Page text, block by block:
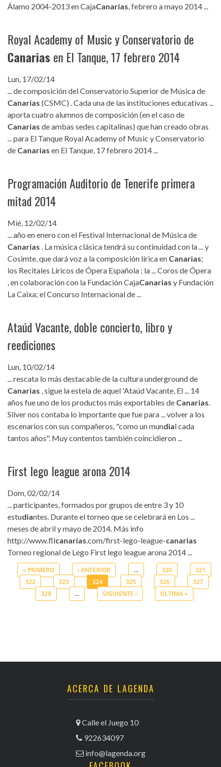
Álamo 2004-2013 en CajaCanarias , febrero a mayo 2014 ...
Royal Academy of Music y Conservatorio de
Canarias en El Tanque, 17 febrero 2014
Lun, 17/02/14
... de composición del Conservatorio Superior de Música de
Canarias (CSMC) . Cada una de las instituciones educativas ...
aporta cuatro alumnos de composición (en el caso de
Canarias de ambas sedes capitalinas) que han creado obras
... para El Tanque Royal Academy of Music y Conservatorio
de Canarias en El Tanque, 17 febrero 2014 ...
Programación Auditorio de Tenerife primera
mitad 2014
Mié, 12/02/14
... año en enero con el Festival Internacional de Música de
Canarias . La música clásica tendrá su continuidad con la ... y
Cosimte, que dará voz a la composición lírica en Canarias;
los Recitales Líricos de Ópera Española ; la ... Coros de Ópera
, en colaboración con la Fundación CajaCanarias y Fundación
La Caixa; el Concurso Internacional de ...
Ataúd Vacante, doble concierto, libro y
reediciones
Lun, 10/02/14
... rescata lo más destacable de la cultura underground de
Canarias , sigue la estela de aquel 'Ataúd Vacante, El ... 14
años fue uno de los productos más exportables de Canarias
Silver nos contaba lo importante que fue para ... volver a los
escenarios con sus compañeros, "como un mundial cada
tantos años". Muy contentos también coincidieron ...
First lego league arona 2014
Dom, 02/02/14
... participantes, formados por grupos de entre 3 y 10
estudiantes. Durante el torneo que se celebrará en Los ...
meses de abril y mayo de 2014. Más info
http://www.fllcanarias .com/first-lego-league-canarias
Torneo regional de Lego First lego league arona 2014 ...
Páginas
« PRIMERO ‹ ANTERIOR … 320
321
322
323 324 325 326
327
328
… SIGUIENTE › ÚLTIMA »
ACERCA DE LAGENDA
Calle el Juego 10
922634097
info@lagenda.org